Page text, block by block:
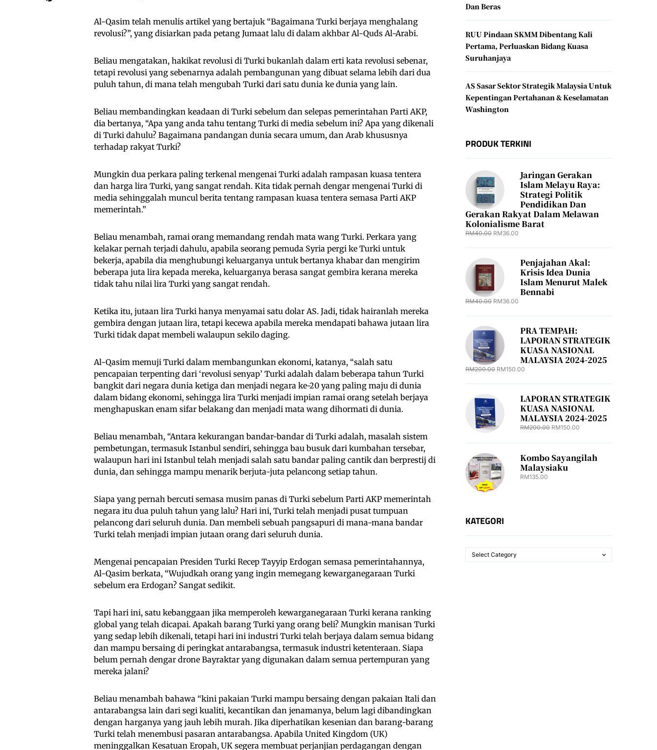
Al-Qasim telah menulis artikel yang bertajuk “Bagaimana Turki berjaya menghalang
revolusi?”, yang disiarkan pada petang Jumaat lalu di dalam akhbar Al-Quds Al-Arabi.
Beliau mengatakan, hakikat revolusi di Turki bukanlah dalam erti kata revolusi sebenar,
tetapi revolusi yang sebenarnya adalah pembangunan yang dibuat selama lebih dari dua
puluh tahun, di mana telah mengubah Turki dari satu dunia ke dunia yang lain.
Beliau membandingkan keadaan di Turki sebelum dan selepas pemerintahan Parti AKP,
dia bertanya, “Apa yang anda tahu tentang Turki di media sebelum ini? Apa yang dikenali
di Turki dahulu? Bagaimana pandangan dunia secara umum, dan Arab khususnya
terhadap rakyat Turki?
Mungkin dua perkara paling terkenal mengenai Turki adalah rampasan kuasa tentera
dan harga lira Turki, yang sangat rendah. Kita tidak pernah dengar mengenai Turki di
media sehinggalah muncul berita tentang rampasan kuasa tentera semasa Parti AKP
memerintah.”
Beliau menambah, ramai orang memandang rendah mata wang Turki. Perkara yang
kelakar pernah terjadi dahulu, apabila seorang pemuda Syria pergi ke Turki untuk
bekerja, apabila dia menghubungi keluarganya untuk bertanya khabar dan mengirim
beberapa juta lira kepada mereka, keluarganya berasa sangat gembira kerana mereka
tidak tahu nilai lira Turki yang sangat rendah.
Ketika itu, jutaan lira Turki hanya menyamai satu dolar AS. Jadi, tidak hairanlah mereka
gembira dengan jutaan lira, tetapi kecewa apabila mereka mendapati bahawa jutaan lira
Turki tidak dapat membeli walaupun sekilo daging.
Al-Qasim memuji Turki dalam membangunkan ekonomi, katanya, “salah satu
pencapaian terpenting dari ‘revolusi senyap’ Turki adalah dalam beberapa tahun Turki
bangkit dari negara dunia ketiga dan menjadi negara ke-20 yang paling maju di dunia
dalam bidang ekonomi, sehingga lira Turki menjadi impian ramai orang setelah berjaya
menghapuskan enam sifar belakang dan menjadi mata wang dihormati di dunia.
Beliau menambah, “Antara kekurangan bandar-bandar di Turki adalah, masalah sistem
pembetungan, termasuk Istanbul sendiri, sehingga bau busuk dari kumbahan tersebar,
walaupun hari ini Istanbul telah menjadi salah satu bandar paling cantik dan berprestij di
dunia, dan sehingga mampu menarik berjuta-juta pelancong setiap tahun.
Siapa yang pernah bercuti semasa musim panas di Turki sebelum Parti AKP memerintah
negara itu dua puluh tahun yang lalu? Hari ini, Turki telah menjadi pusat tumpuan
pelancong dari seluruh dunia. Dan membeli sebuah pangsapuri di mana-mana bandar
Turki telah menjadi impian jutaan orang dari seluruh dunia.
Mengenai pencapaian Presiden Turki Recep Tayyip Erdogan semasa pemerintahannya,
Al-Qasim berkata, “Wujudkah orang yang ingin memegang kewarganegaraan Turki
sebelum era Erdogan? Sangat sedikit.
Tapi hari ini, satu kebanggaan jika memperoleh kewarganegaraan Turki kerana ranking
global yang telah dicapai. Apakah barang Turki yang orang beli? Mungkin manisan Turki
yang sedap lebih dikenali, tetapi hari ini industri Turki telah berjaya dalam semua bidang
dan mampu bersaing di peringkat antarabangsa, termasuk industri ketenteraan. Siapa
belum pernah dengar drone Bayraktar yang digunakan dalam semua pertempuran yang
mereka jalani?
Beliau menambah bahawa “kini pakaian Turki mampu bersaing dengan pakaian Itali dan
antarabangsa lain dari segi kualiti, kecantikan dan jenamanya, belum lagi dibandingkan
dengan harganya yang jauh lebih murah. Jika diperhatikan kesenian dan barang-barang
Turki telah menembusi pasaran antarabangsa. Apabila United Kingdom (UK)
meninggalkan Kesatuan Eropah, UK segera membuat perjanjian perdagangan dengan
Dan Beras
RUU Pindaan SKMM Dibentang Kali
Pertama, Perluaskan Bidang Kuasa
Suruhanjaya
AS Sasar Sektor Strategik Malaysia Untuk
Kepentingan Pertahanan & Keselamatan
Washington
PRODUK TERKINI
Jaringan Gerakan
Islam Melayu Raya:
Strategi Politik
Pendidikan Dan
Gerakan Rakyat Dalam Melawan
Kolonialisme Barat
RM40.00 RM36.00
Penjajahan Akal:
Krisis Idea Dunia
Islam Menurut Malek
Bennabi
RM40.00 RM36.00
PRA TEMPAH:
LAPORAN STRATEGIK
KUASA NASIONAL
MALAYSIA 2024-2025
RM200.00 RM150.00
LAPORAN STRATEGIK
KUASA NASIONAL
MALAYSIA 2024-2025
RM200.00 RM150.00
Kombo Sayangilah
Malaysiaku
RM135.00
KATEGORI